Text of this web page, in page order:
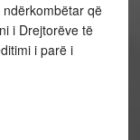
që
i Drejtorëve të
i parë i